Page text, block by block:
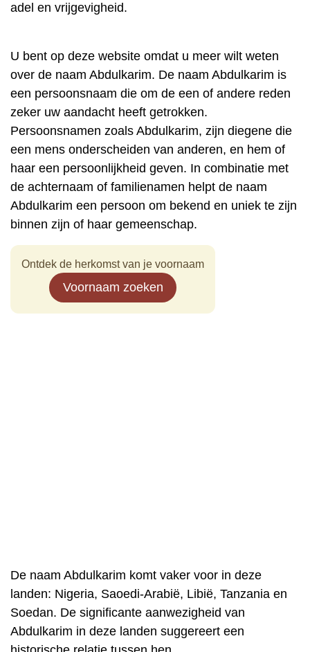
adel en vrijgevigheid.
U bent op deze website omdat u meer wilt weten
over de naam Abdulkarim. De naam Abdulkarim is
een persoonsnaam die om de een of andere reden
zeker uw aandacht heeft getrokken.
Persoonsnamen zoals Abdulkarim, zijn diegene die
een mens onderscheiden van anderen, en hem of
haar een persoonlijkheid geven. In combinatie met
de achternaam of familienamen helpt de naam
Abdulkarim een persoon om bekend en uniek te zijn
binnen zijn of haar gemeenschap.
Ontdek de herkomst van je voornaam
Voornaam zoeken
De naam Abdulkarim komt vaker voor in deze
landen: Nigeria, Saoedi-Arabië, Libië, Tanzania en
Soedan. De significante aanwezigheid van
Abdulkarim in deze landen suggereert een